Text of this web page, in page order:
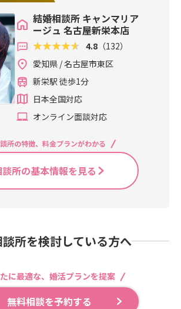
結婚相談所 キャンマリア
ージュ 名古屋新栄本店
4.8 （132）
愛知県 / 名古屋市東区
新栄駅 徒歩1分
日本全国対応
オンライン面談対応
所の特徴、料金プランがわかる
所の基本情報を見る
所を検討している方へ
に最適な、婚活プランを提案
無料相談を予約する